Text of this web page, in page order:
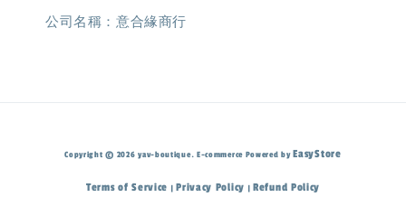
公司名稱：意合緣商行
Copyright © 2026 yav-boutique. E-commerce Powered byEasyStore
Terms of Service |Privacy Policy |Refund Policy